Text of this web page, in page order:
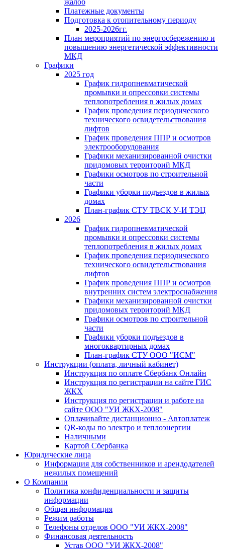
жалоб
Платежные документы
Подготовка к отопительному периоду
2025-2026гг.
План мероприятий по энергосбережению и
повышению энергетической эффективности
МКД
Графики
2025 год
График гидропневматической
промывки и опрессовки системы
теплопотребления в жилых домах
График проведения периодического
технического освидетельствования
лифтов
График проведения ППР и осмотров
электрооборудования
Графики механизированной очистки
придомовых территорий МКД
Графики осмотров по строительной
части
Графики уборки подъездов в жилых
домах
План-график СТУ ТВСК У-И ТЭЦ
2026
График гидропневматической
промывки и опрессовки системы
теплопотребления в жилых домах
График проведения периодического
технического освидетельствования
лифтов
График проведения ППР и осмотров
внутренних систем электроснабжения
Графики механизированной очистки
придомовых территорий МКД
Графики осмотров по строительной
части
Графики уборки подъездов в
многоквартирных домах
План-график СТУ ООО "ИСМ"
Инструкции (оплата, личный кабинет)
Инструкция по оплате Сбербанк Онлайн
Инструкция по регистрации на сайте ГИС
ЖКХ
Инструкция по регистрации и работе на
сайте ООО "УИ ЖКХ-2008"
Оплачивайте дистанционно - Автоплатеж
QR-коды по электро и теплоэнергии
Наличными
Картой Сбербанка
Юридические лица
Информация для собственников и арендодателей
нежилых помещений
О Компании
Политика конфиденциальности и защиты
информации
Общая информация
Режим работы
Телефоны отделов ООО "УИ ЖКХ-2008"
Финансовая деятельность
Устав ООО "УИ ЖКХ-2008"